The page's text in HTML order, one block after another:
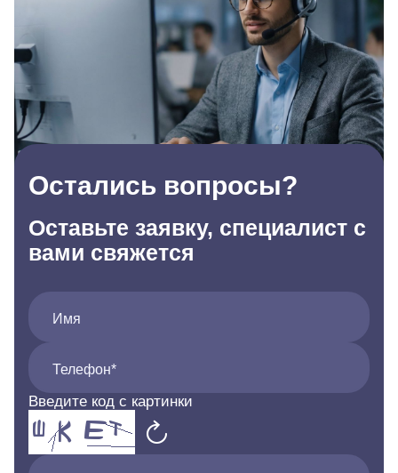
Остались вопросы?
Оставьте заявку, специалист с
вами свяжется
Имя
Телефон*
Введите код с картинки